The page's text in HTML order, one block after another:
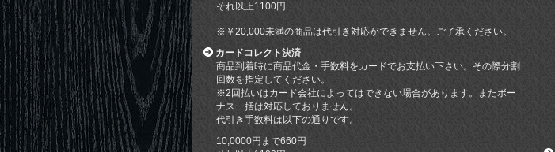
それ以上1100円
※￥20,000未満の商品は代引き対応ができません。ご了承ください。
カードコレクト決済
商品到着時に商品代金・手数料をカードでお支払い下さい。その際分割
回数を指定してください。
※2回払いはカード会社によってはできない場合があります。またボー
ナス一括は対応しておりません。
代引き手数料は以下の通りです。
10,0000円まで660円